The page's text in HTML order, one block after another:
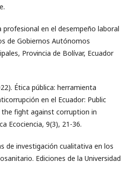
profesional en el desempeño laboral
de Gobiernos Autónomos
Provincia de Bolívar, Ecuador
Ética pública: herramienta
en el Ecuador: Public
fight against corruption in
Ecociencia, 9(3), 21-36.
de investigación cualitativa en los
Ediciones de la Universidad